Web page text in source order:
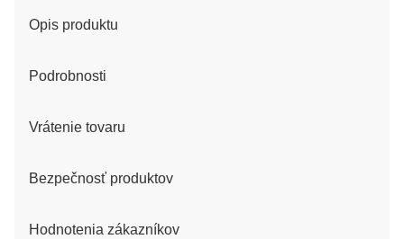
Opis produktu
Podrobnosti
Vrátenie tovaru
Bezpečnosť produktov
Hodnotenia zákazníkov